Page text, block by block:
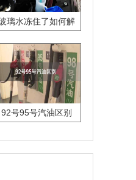
璃水冻住了如何解
92号95号汽油区别